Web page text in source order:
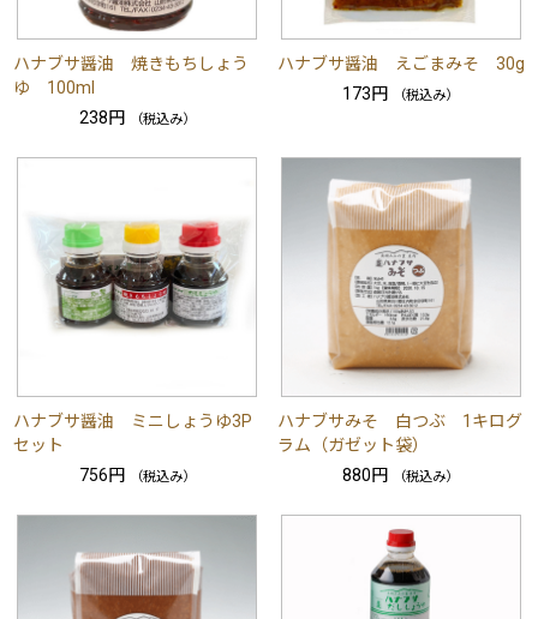
ハナブサ醤油 焼きもちしょう
ゆ 100ml
238円
（税込み）
ハナブサ醤油 えごまみそ 30g
173円
（税込み）
ハナブサ醤油 ミニしょうゆ3P
セット
756円
（税込み）
ハナブサみそ 白つぶ 1キログ
ラム（ガゼット袋）
880円
（税込み）